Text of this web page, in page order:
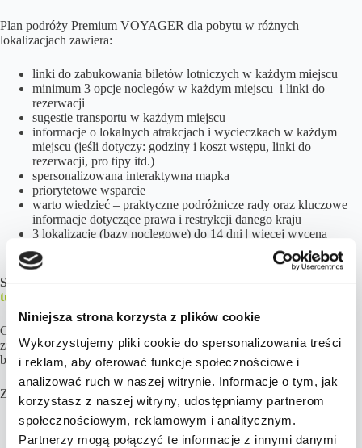
Niniejsza strona korzysta z plików cookie
Wykorzystujemy pliki cookie do spersonalizowania treści
i reklam, aby oferować funkcje społecznościowe i
analizować ruch w naszej witrynie. Informacje o tym, jak
korzystasz z naszej witryny, udostępniamy partnerom
społecznościowym, reklamowym i analitycznym.
Partnerzy mogą połączyć te informacje z innymi danymi
Plan podróży Premium VOYAGER dla pobytu w różnych
lokalizacjach zawiera:
linki do zabukowania biletów lotniczych w każdym miejscu
minimum 3 opcje noclegów w każdym miejscu i linki do
rezerwacji
sugestie transportu w każdym miejscu
informacje o lokalnych atrakcjach i wycieczkach w każdym
miejscu (jeśli dotyczy: godziny i koszt wstępu, linki do
rezerwacji, pro tipy itd.)
spersonalizowana interaktywna mapka
priorytetowe wsparcie
warto wiedzieć – praktyczne podróżnicze rady oraz kluczowe
informacje dotyczące prawa i restrykcji danego kraju
3 lokalizacje (bazy noclegowe) do 14 dni | więcej wycena
indywidualna
Sprawdź opinie naszych klientówtutaj(zapisane relacje),tutaji
tutaj
Czas realizacji zamówienia Pakietu Premium VOYAGER wynosi
zwykle około 15 – 45 dni roboczych (w zależności od podróży – im
bardziej złożona, tym dłuższy czas realizacji).
Zamówienie realizowane jest etapami:
Przygotowanie propozycji z wyceną.
Przesłanie najważniejszych elementów podróży – dane do